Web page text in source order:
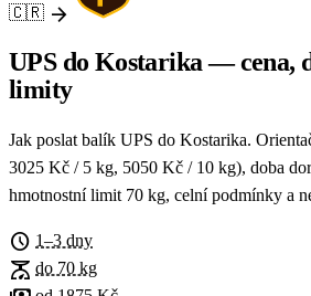
🇨🇷 arrow_forward
UPS do Kostarika — cena,
limity
Jak poslat balík UPS do Kostarika.
3025 Kč / 5 kg, 5050 Kč / 10 kg), doba
hmotnostní limit 70 kg, celní podmínky a
schedule 1–3 dny
scale do 70 kg